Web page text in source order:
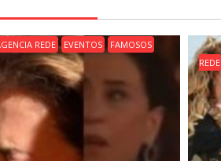
REDE EVENTOS FAMOSOS
REDE